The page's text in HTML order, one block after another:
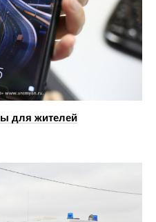
для жителей